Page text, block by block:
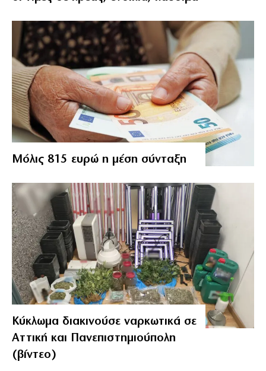
Μόλις 815 ευρώ η μέση σύνταξη
Κύκλωμα διακινούσε ναρκωτικά σε
Αττική και Πανεπιστημιούπολη
(βίντεο)